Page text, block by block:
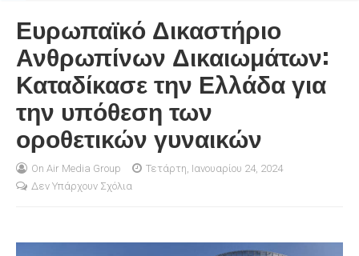
AKIN
NEW
Ευρωπαϊκό Δικαστήριο
Ανθρωπίνων Δικαιωμάτων:
Καταδίκασε την Ελλάδα για
την υπόθεση των
οροθετικών γυναικών
On Air Media Group
Τετάρτη, Ιανουαρίου 24, 2024
Δεν Υπάρχουν Σχόλια